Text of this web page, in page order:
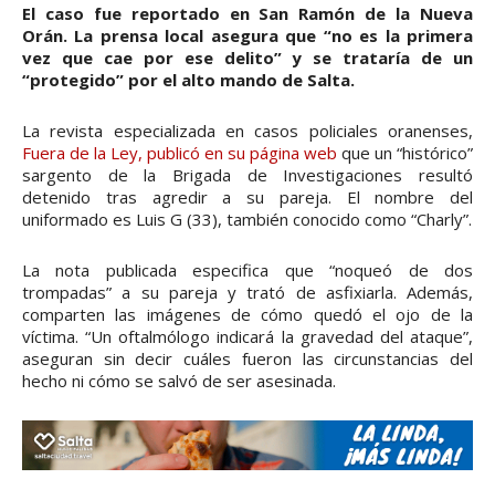
El caso fue reportado en San Ramón de la Nueva
Orán. La prensa local asegura que “no es la primera
vez que cae por ese delito” y se trataría de un
“protegido” por el alto mando de Salta.
La revista especializada en casos policiales oranenses,
Fuera de la Ley, publicó en su página web que un “histórico”
sargento de la Brigada de Investigaciones resultó
detenido tras agredir a su pareja. El nombre del
uniformado es Luis G (33), también conocido como “Charly”.
La nota publicada especifica que “noqueó de dos
trompadas” a su pareja y trató de asfixiarla. Además,
comparten las imágenes de cómo quedó el ojo de la
víctima. “Un oftalmólogo indicará la gravedad del ataque”,
aseguran sin decir cuáles fueron las circunstancias del
hecho ni cómo se salvó de ser asesinada.